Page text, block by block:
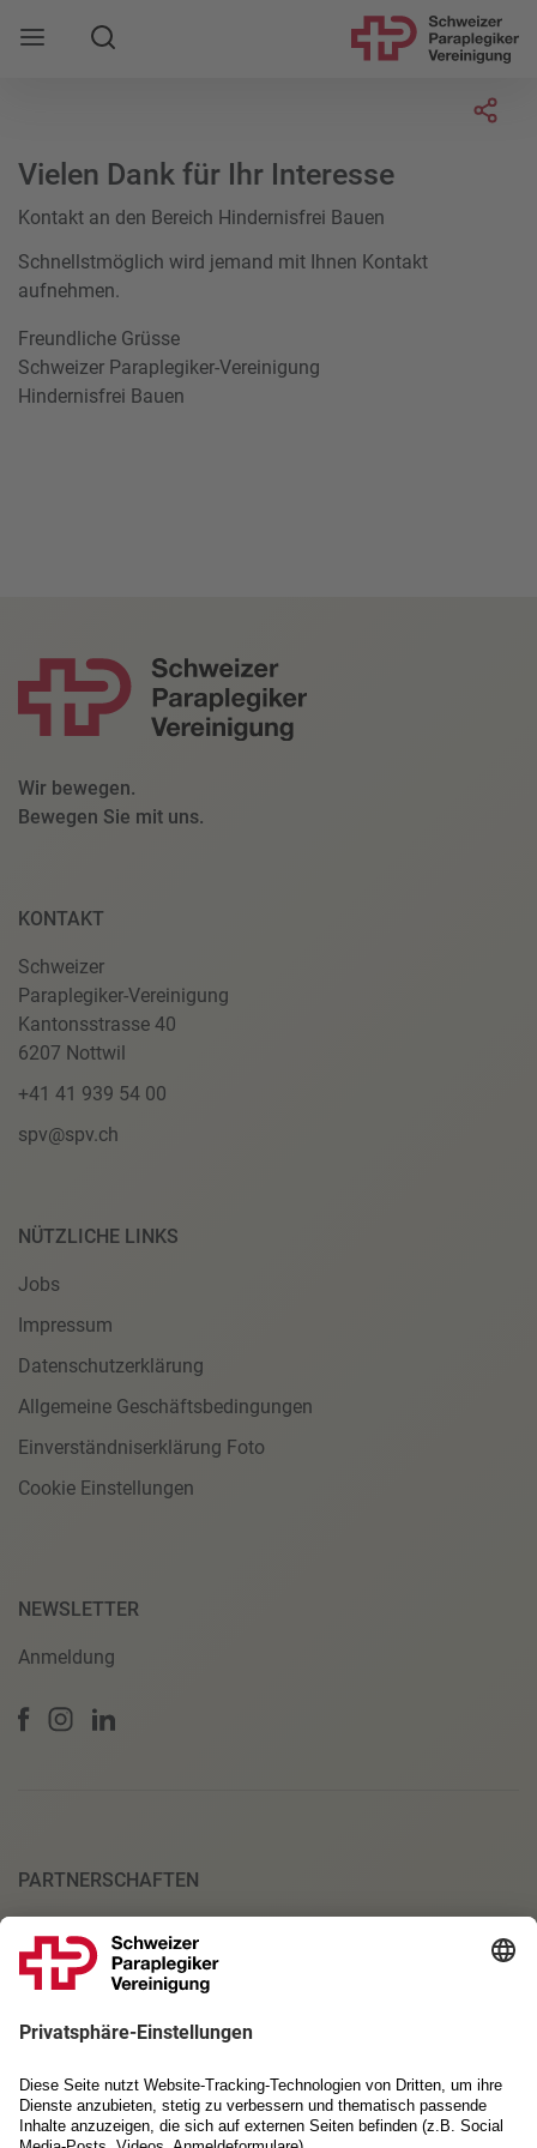
Mobile Navigation öffnen
Suche
Vielen Dank für Ihr Interesse
Kontakt an den Bereich Hindernisfrei Bauen
Schnellstmöglich wird jemand mit Ihnen Kontakt
aufnehmen.
Freundliche Grüsse
Schweizer Paraplegiker-Vereinigung
Hindernisfrei Bauen
Wir bewegen.
Bewegen Sie mit uns.
KONTAKT
Schweizer
Paraplegiker-Vereinigung
Kantonsstrasse 40
6207 Nottwil
+41 41 939 54 00
spv@spv.ch
NÜTZLICHE LINKS
Jobs
Impressum
Datenschutzerklärung
Allgemeine Geschäftsbedingungen
Einverständniserklärung Foto
Cookie Einstellungen
NEWSLETTER
Anmeldung
PARTNERSCHAFTEN